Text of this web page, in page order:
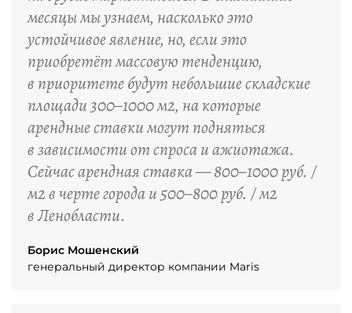
месяцы мы узнаем, насколько это
устойчивое явление, но, если это
приобретёт массовую тенденцию,
в приоритете будут небольшие складские
площади 300–1000 м2, на которые
арендные ставки могут подняться
в зависимости от спроса и ажиотажа.
Сейчас арендная ставка — 800–1000 руб. /
м2 в черте города и 500–800 руб. / м2
в Ленобласти.
Борис Мошенский
генеральный директор компании Maris